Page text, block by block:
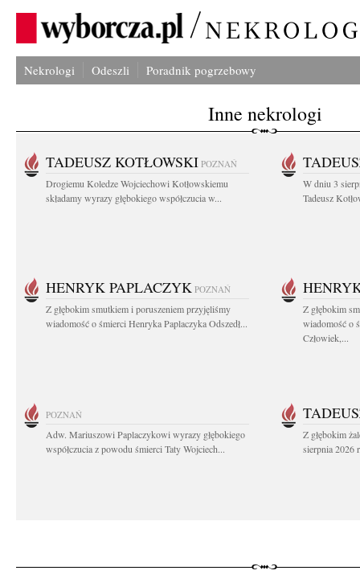
Nekrologi Odeszli Poradnik pogrzebowy
Inne nekrologi
TADEUSZ KOTŁOWSKI POZNAŃ
Drogiemu Koledze Wojciechowi Kotłowskiemu
składamy wyrazy głębokiego współczucia w...
W dniu 3
Tadeusz
HENRYK PAPLACZYK POZNAŃ
Z głębokim smutkiem i poruszeniem przyjęliśmy
wiadomość o śmierci Henryka Paplaczyka Odszedł...
Z głębokim
wiadomość o
Człowiek,...
POZNAŃ
Adw. Mariuszowi Paplaczykowi wyrazy głębokiego
współczucia z powodu śmierci Taty Wojciech...
Z głębokim
sierpnia 2026